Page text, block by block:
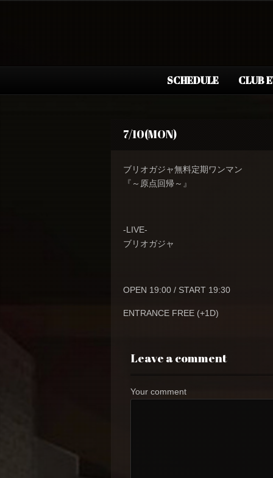
SCHEDULE CLUB
7/10(MON)
ブリオガジャ無料定期ワンマン
『～原点回帰～』
-LIVE-
ブリオガジャ
OPEN 19:00 / START 19:30
ENTRANCE FREE (+1D)
Leave a comment
Your comment